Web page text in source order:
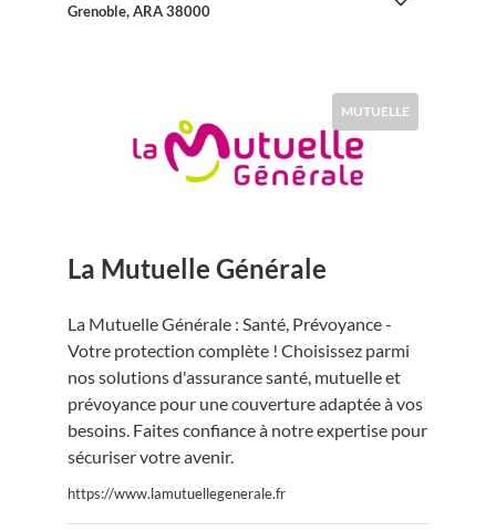
Grenoble, ARA 38000
MUTUELLE
La Mutuelle Générale
La Mutuelle Générale : Santé, Prévoyance -
Votre protection complète ! Choisissez parmi
nos solutions d'assurance santé, mutuelle et
prévoyance pour une couverture adaptée à vos
besoins. Faites confiance à notre expertise pour
sécuriser votre avenir.
https://www.lamutuellegenerale.fr